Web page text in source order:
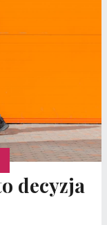
decyzja